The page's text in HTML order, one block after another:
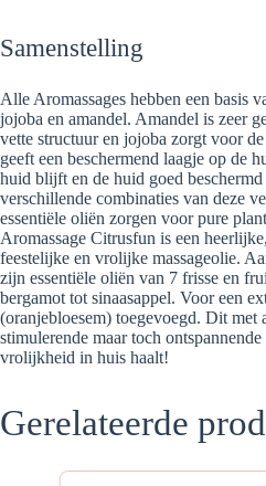
Samenstelling
Alle Aromassages hebben een basis
jojoba en amandel. Amandel is zeer
vette structuur en jojoba zorgt voor
geeft een beschermend laagje op de
huid blijft en de huid goed
verschillende combinaties van deze
essentiële oliën zorgen voor pure
Aromassage Citrusfun is een
feestelijke en vrolijke massageolie.
zijn essentiële oliën van 7 frisse en
bergamot tot sinaasappel. Voor een
(oranjebloesem) toegevoegd. Dit met
stimulerende maar toch
vrolijkheid in huis haalt!
Gerelateerde